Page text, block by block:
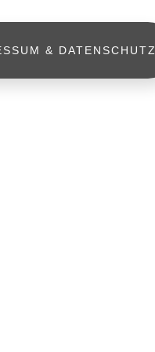
& DATENSCHUTZ